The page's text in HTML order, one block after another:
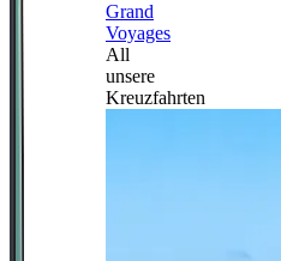
Grand
Voyages
All
unsere
Kreuzfahrten